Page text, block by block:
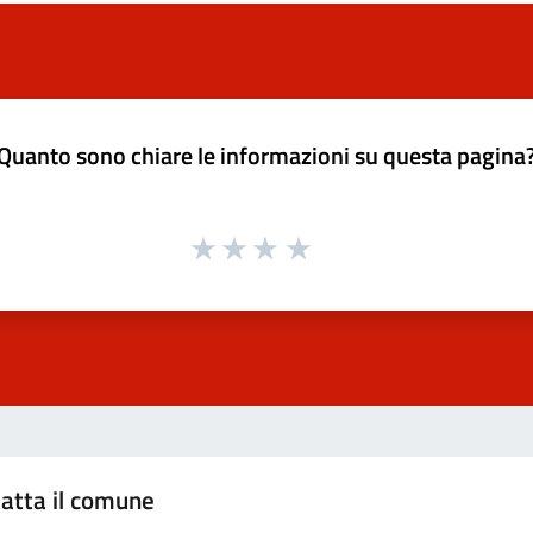
sono chiare le informazioni su questa
il comune